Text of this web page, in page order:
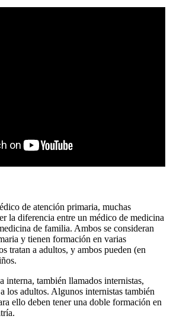
de atención primaria, muchas
la diferencia entre un médico de medicina
de familia. Ambos se consideran
y tienen formación en varias
tratan a adultos, y ambos pueden (en
interna, también llamados internistas,
los adultos. Algunos internistas también
ello deben tener una doble formación en